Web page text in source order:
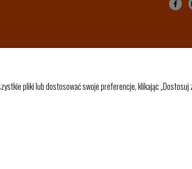
pliki lub dostosować swoje preferencje, klikając „Dostosuj